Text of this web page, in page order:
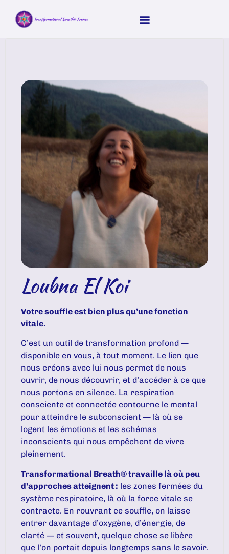
Loubna El Koi
Votre souffle est bien plus qu’une fonction
vitale.
C’est un outil de transformation profond —
disponible en vous, à tout moment. Le lien que
nous créons avec lui nous permet de nous
ouvrir, de nous découvrir, et d’accéder à ce que
nous portons en silence. La respiration
consciente et connectée contourne le mental
pour atteindre le subconscient — là où se
logent les émotions et les schémas
inconscients qui nous empêchent de vivre
pleinement.
Transformational Breath® travaille là où peu
d’approches atteignent : les zones fermées du
système respiratoire, là où la force vitale se
contracte. En rouvrant ce souffle, on laisse
entrer davantage d’oxygène, d’énergie, de
clarté — et souvent, quelque chose se libère
que l’on portait depuis longtemps sans le savoir.